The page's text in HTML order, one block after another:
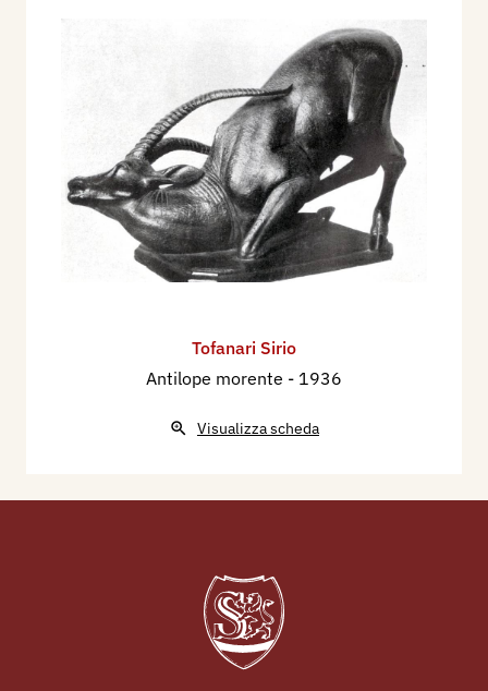
Tofanari Sirio
Antilope morente - 1936
Visualizza scheda